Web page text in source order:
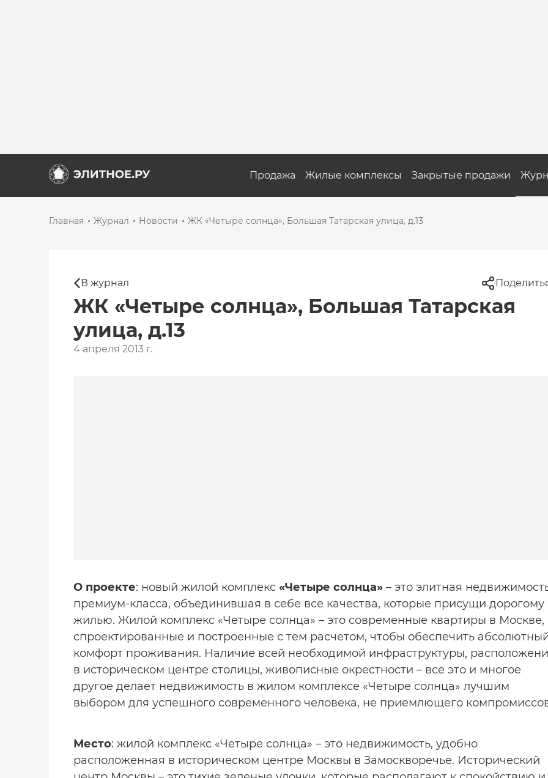
Продажа Жилые комплексы Закрытые продажи
Главная Журнал Новости ЖК «Четыре солнца», Большая Татарская улица, д.13
В журнал
ЖК «Четыре солнца», Большая Татарская
улица, д.13
4 апреля 2013 г.
О проекте: новый жилой комплекс «Четыре солнца» – это элитная
премиум-класса, объединившая в себе все качества, которые присущи дорогому
жилью. Жилой комплекс «Четыре солнца» – это современные квартиры в Москве,
спроектированные и построенные с тем расчетом, чтобы обеспечить
комфорт проживания. Наличие всей необходимой инфраструктуры,
в историческом центре столицы, живописные окрестности – все это и многое
другое делает недвижимость в жилом комплексе «Четыре солнца» лучшим
выбором для успешного современного человека, не приемлющего
Место: жилой комплекс «Четыре солнца» – это недвижимость, удобно
расположенная в историческом центре Москвы в Замоскворечье. Исторический